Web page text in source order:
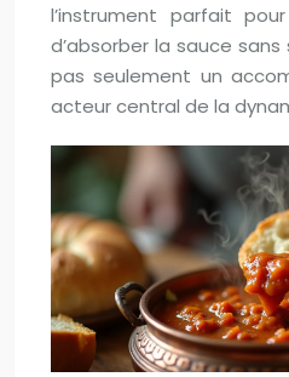
l’instrument parfait
d’absorber la sauce sans
pas seulement un
acteur central de la